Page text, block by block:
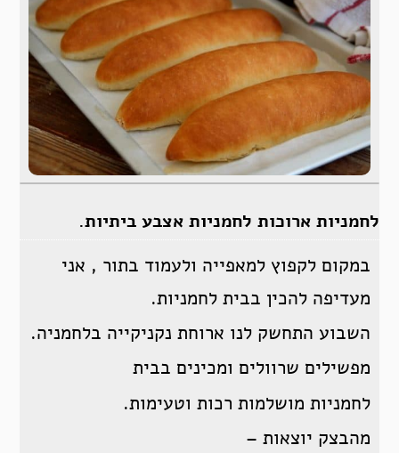
לחמניות ארוכות לחמניות אצבע ביתיות.
במקום לקפוץ למאפייה ולעמוד בתור , אני
מעדיפה להכין בבית לחמניות.
השבוע התחשק לנו ארוחת נקניקייה בלחמניה.
מפשילים שרוולים ומכינים בבית
לחמניות מושלמות רכות וטעימות.
מהבצק יוצאות –